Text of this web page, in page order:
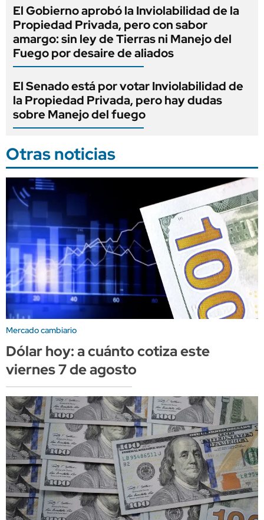
El Gobierno aprobó la Inviolabilidad de la
Propiedad Privada, pero con sabor
amargo: sin ley de Tierras ni Manejo del
Fuego por desaire de aliados
El Senado está por votar Inviolabilidad de
la Propiedad Privada, pero hay dudas
sobre Manejo del fuego
Otras noticias
Mercado cambiario
Dólar hoy: a cuánto cotiza este
viernes 7 de agosto